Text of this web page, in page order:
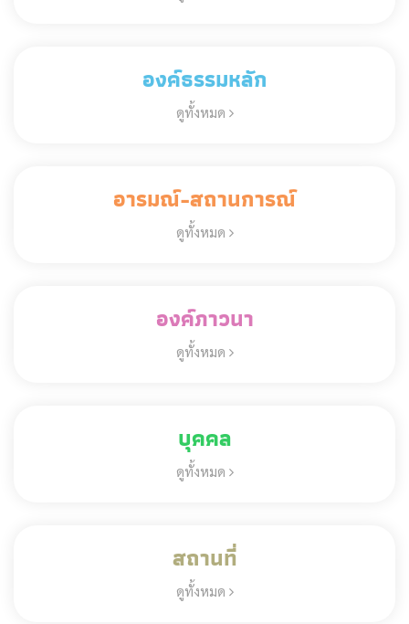
องค์ธรรมหลัก
ดูทั้งหมด
อารมณ์-สถานการณ์
ดูทั้งหมด
องค์ภาวนา
ดูทั้งหมด
บุคคล
ดูทั้งหมด
สถานที่
ดูทั้งหมด